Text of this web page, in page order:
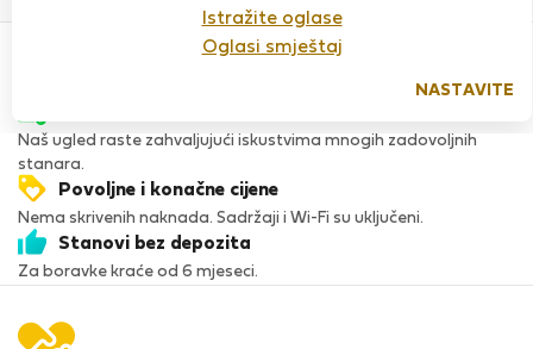
Istražite oglase
Oglasi smještaj
NASTAVITE
Povjerenje & Sigurnost
Naš ugled raste zahvaljujući iskustvima mnogih zadovoljnih
stanara.
Povoljne i konačne cijene
Nema skrivenih naknada. Sadržaji i Wi-Fi su uključeni.
Stanovi bez depozita
Za boravke kraće od 6 mjeseci.